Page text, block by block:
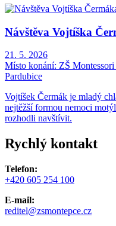
Návštěva Vojtíška
21. 5. 2026
Místo konání: ZŠ
Pardubice
Vojtíšek Čermák je mladý
nejtěžší formou nemoci
rozhodli navštívit.
Rychlý kontakt
Telefon:
+420 605 254 100
E-mail:
reditel@zsmontepce.cz